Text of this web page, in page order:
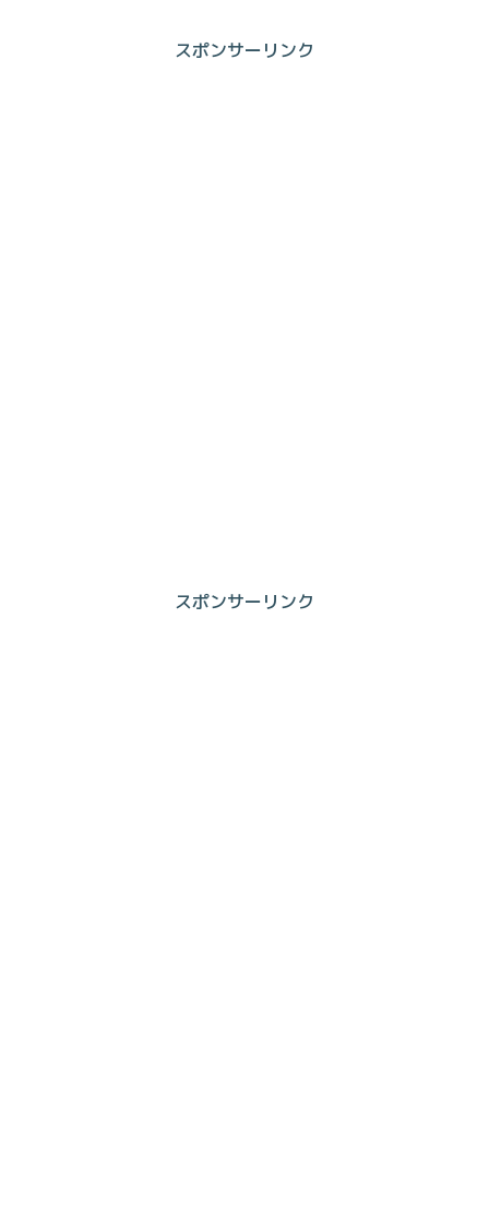
スポンサーリンク
スポンサーリンク